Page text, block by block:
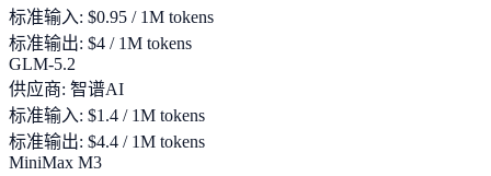
标准输入: $0.95 / 1M tokens
标准输出: $4 / 1M tokens
GLM-5.2
供应商: 智谱AI
标准输入: $1.4 / 1M tokens
标准输出: $4.4 / 1M tokens
MiniMax M3